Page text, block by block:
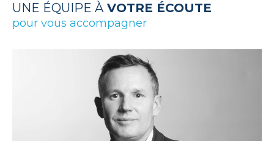
UNE ÉQUIPE ÀVOTRE ÉCOUTE
pour vous accompagner